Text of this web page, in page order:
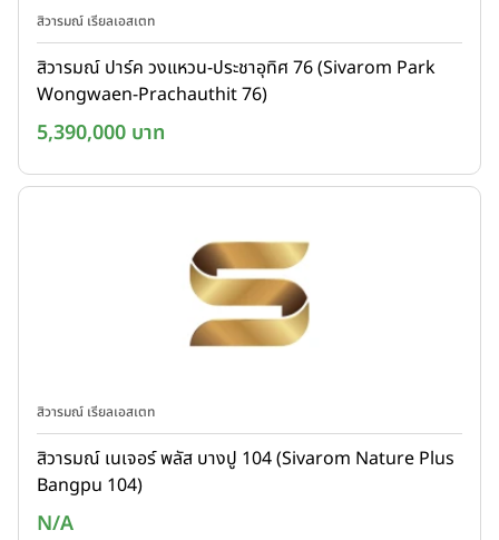
สิวารมณ์ เรียลเอสเตท
สิวารมณ์ ปาร์ค วงแหวน-ประชาอุทิศ 76 (Sivarom Park
Wongwaen-Prachauthit 76)
5,390,000 บาท
สิวารมณ์ เรียลเอสเตท
สิวารมณ์ เนเจอร์ พลัส บางปู 104 (Sivarom Nature Plus
Bangpu 104)
N/A